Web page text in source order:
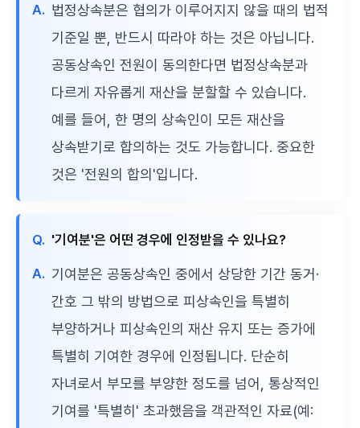
A. 법정상속분은 협의가 이루어지지 않을 때의 법적
기준일 뿐, 반드시 따라야 하는 것은 아닙니다.
공동상속인 전원이 동의한다면 법정상속분과
다르게 자유롭게 재산을 분할할 수 있습니다.
예를 들어, 한 명의 상속인이 모든 재산을
상속받기로 합의하는 것도 가능합니다. 중요한
것은 '전원의 합의'입니다.
Q. '기여분'은 어떤 경우에 인정받을 수 있나요?
A. 기여분은 공동상속인 중에서 상당한 기간 동거·
간호 그 밖의 방법으로 피상속인을 특별히
부양하거나 피상속인의 재산 유지 또는 증가에
특별히 기여한 경우에 인정됩니다. 단순히
자녀로서 부모를 부양한 정도를 넘어, 통상적인
기여를 '특별히' 초과했음을 객관적인 자료(예: